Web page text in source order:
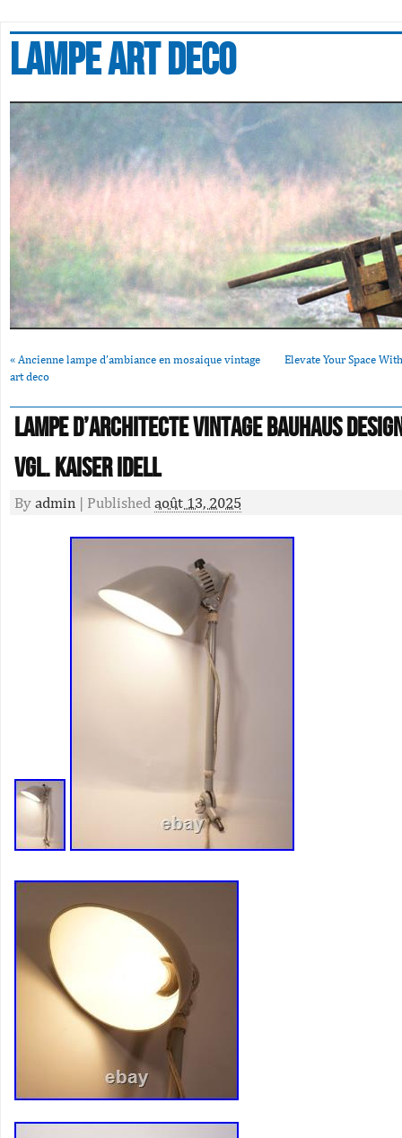
Lampe art deco
« Ancienne lampe d’ambiance en mosaique vintage
art deco
Elevate Your Space
Lampe D’Architecte Vintage Bauhaus
Vgl. Kaiser Idell
By admin | Published août 13, 2025